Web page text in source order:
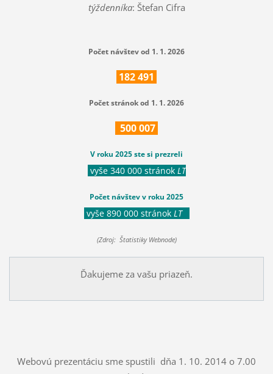
týždenníka: Štefan Cifra
Počet návštev od 1. 1. 2026
182491
Počet stránok od 1. 1. 2026
500007
V roku 2025 ste si prezreli
vyše 340 000 stránok LT
Počet návštev v roku 2025
vyše 890 000 stránok LT
(Zdroj: Štatistiky Webnode)
Ďakujeme za vašu priazeň.
Webovú prezentáciu sme spustili dňa 1. 10. 2014 o 7.00